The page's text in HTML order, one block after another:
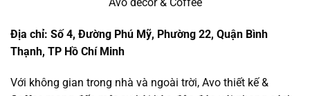
Địa chỉ: Số 4, Đường Phú Mỹ, Phường 22, Quận Bình
Thạnh, TP Hồ Chí Minh
Với không gian trong nhà và ngoài trời, Avo thiết kế &